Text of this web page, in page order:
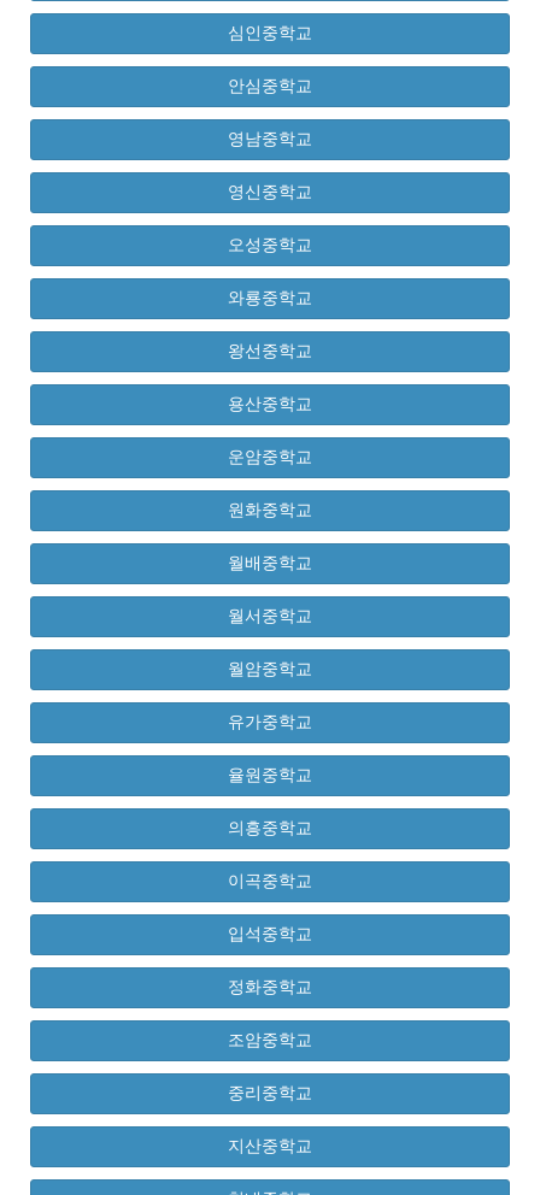
심인중학교
안심중학교
영남중학교
영신중학교
오성중학교
와룡중학교
왕선중학교
용산중학교
운암중학교
원화중학교
월배중학교
월서중학교
월암중학교
유가중학교
율원중학교
의흥중학교
이곡중학교
입석중학교
정화중학교
조암중학교
중리중학교
지산중학교